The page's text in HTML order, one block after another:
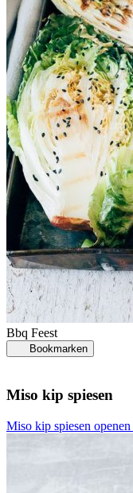
Bbq Feest
Bookmarken
Miso kip spiesen
Miso kip spiesen openen